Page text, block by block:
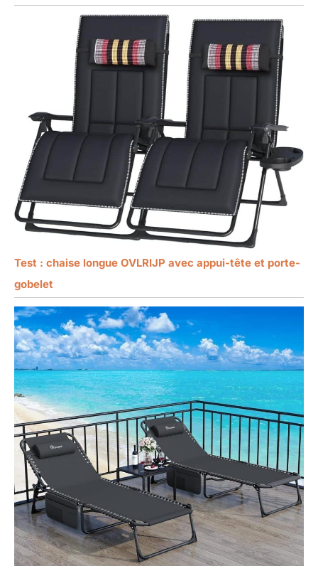
Test : chaise longue OVLRIJP avec appui-tête et porte-
gobelet